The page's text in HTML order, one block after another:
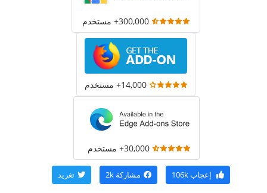
300,000+ مستخدم
14,000+ مستخدم
30,000+ مستخدم
إعجاب106k مشاركة 2k تغريد